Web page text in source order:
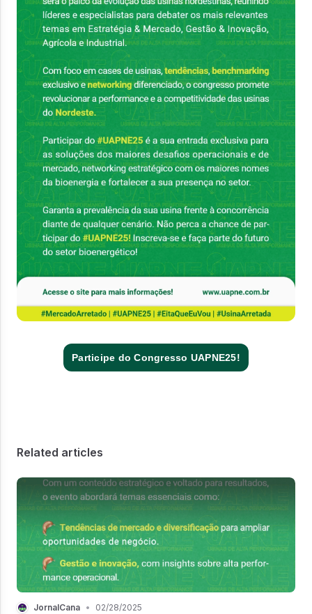
Participe do Congresso UAPNE25!
Related articles
JornalCana • 02/28/2025